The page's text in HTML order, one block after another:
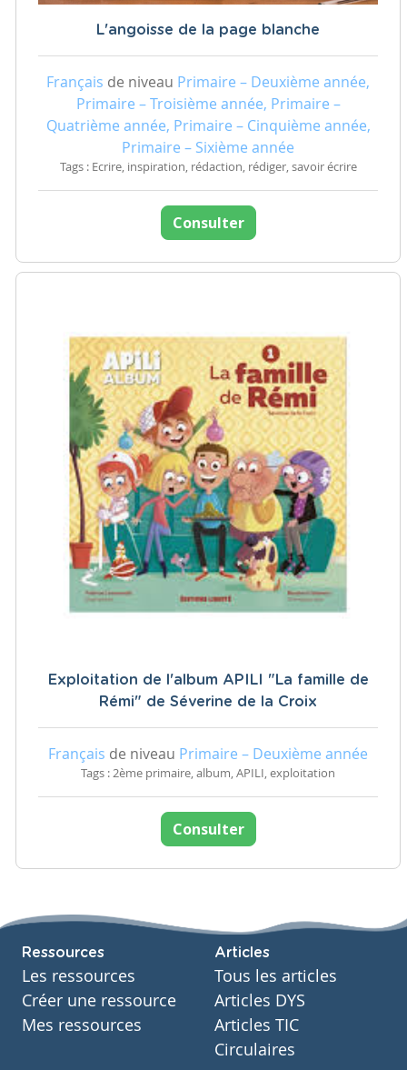
L'angoisse de la page blanche
Français de niveau Primaire – Deuxième année,
Primaire – Troisième année, Primaire –
Quatrième année, Primaire – Cinquième année,
Primaire – Sixième année
Tags : Ecrire, inspiration, rédaction, rédiger, savoir écrire
Consulter
Exploitation de l'album APILI "La famille de
Rémi" de Séverine de la Croix
Français de niveau Primaire – Deuxième année
Tags : 2ème primaire, album, APILI, exploitation
Consulter
Ressources
Les ressources
Créer une ressource
Mes ressources
Articles
Tous les articles
Articles DYS
Articles TIC
Circulaires